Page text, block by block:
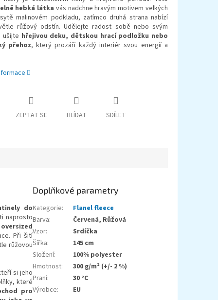
hebká látka vás nadchne hravým motivem velkých
malinovém podkladu, zatímco druhá strana nabízí
růžový odstín. Udělejte radost sobě nebo svým
ušijte hřejivou deku, dětskou hrací podložku nebo
přehoz, který prozáří každý interiér svou energií a
ZEPTAT SE HLÍDAT SDÍLET
do
naprosto
Při šití
růžovou
si jeho
které
pro
Doplňkové parametry
Kategorie:
Flanel fleece
Barva:
Červená, Růžová
Vzor:
Srdíčka
Šířka:
145 cm
Složení:
100% polyester
Hmotnost:
300 g/m² (+/- 2 %)
Praní:
30 °C
Výrobce: EU